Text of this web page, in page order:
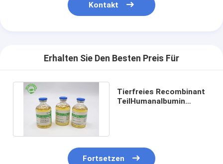
Kontakt
Erhalten Sie Den Besten Preis Für
Tierfreies Recombinant
TeilHumanalbumin
Fortsetzen